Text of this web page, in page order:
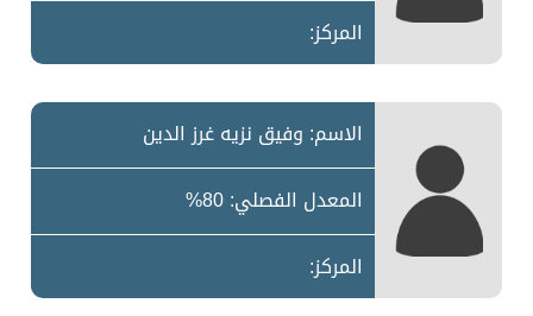
المركز:
الاسم: وفيق نزيه غرز الدين
المعدل الفصلي: 80%
المركز: